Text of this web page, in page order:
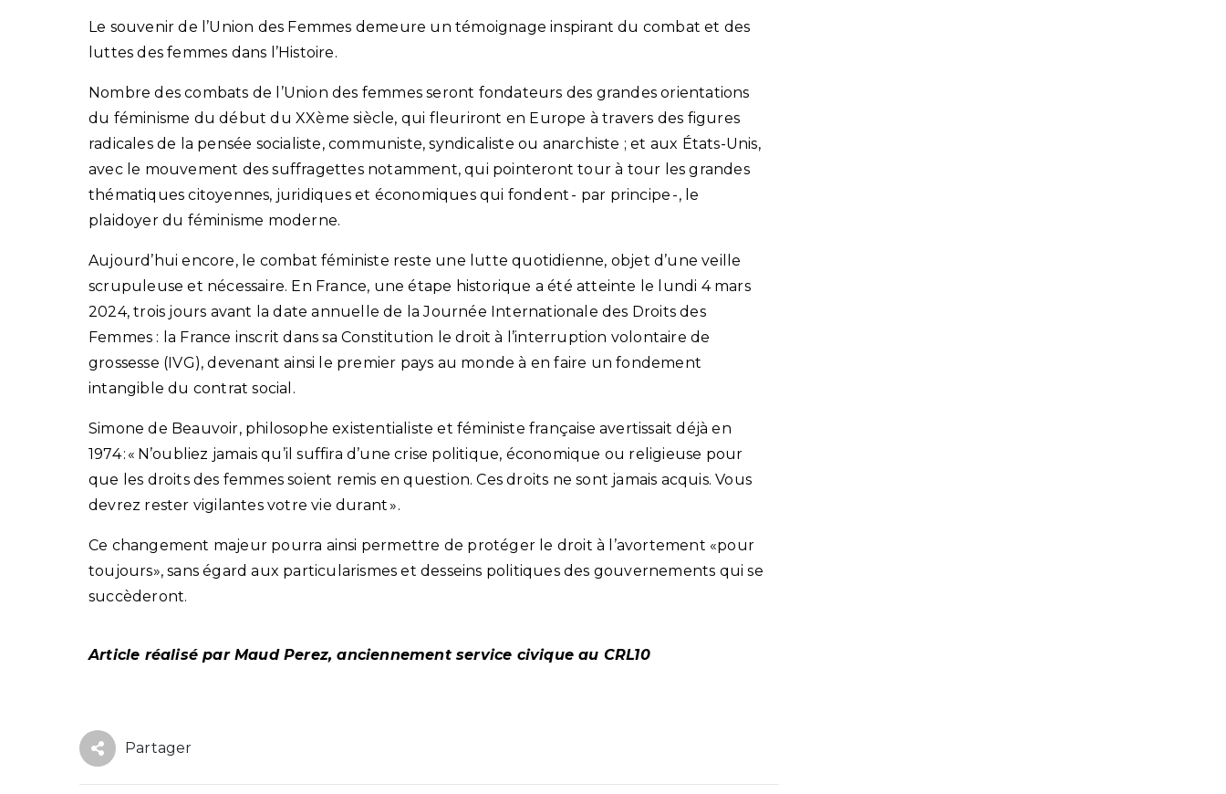
Le souvenir de l’Union des Femmes demeure un témoignage inspirant du combat et des
luttes des femmes dans l’Histoire.
Nombre des combats de l’Union des femmes seront fondateurs des grandes orientations
du féminisme du début du XXème siècle, qui fleuriront en Europe à travers des figures
radicales de la pensée socialiste, communiste, syndicaliste ou anarchiste ; et aux États-Unis,
avec le mouvement des suffragettes notamment, qui pointeront tour à tour les grandes
thématiques citoyennes, juridiques et économiques qui fondent - par principe -, le
plaidoyer du féminisme moderne.
Aujourd’hui encore, le combat féministe reste une lutte quotidienne, objet d’une veille
scrupuleuse et nécessaire. En France, une étape historique a été atteinte le lundi 4 mars
2024, trois jours avant la date annuelle de la Journée Internationale des Droits des
Femmes : la France inscrit dans sa Constitution le droit à l’interruption volontaire de
grossesse (IVG), devenant ainsi le premier pays au monde à en faire un fondement
intangible du contrat social.
Simone de Beauvoir, philosophe existentialiste et féministe française avertissait déjà en
1974 : « N’oubliez jamais qu’il suffira d’une crise politique, économique ou religieuse pour
que les droits des femmes soient remis en question. Ces droits ne sont jamais acquis. Vous
devrez rester vigilantes votre vie durant ».
Ce changement majeur pourra ainsi permettre de protéger le droit à l’avortement «pour
toujours», sans égard aux particularismes et desseins politiques des gouvernements qui se
succèderont.
Article réalisé par Maud Perez, anciennement service civique au CRL10
Partager